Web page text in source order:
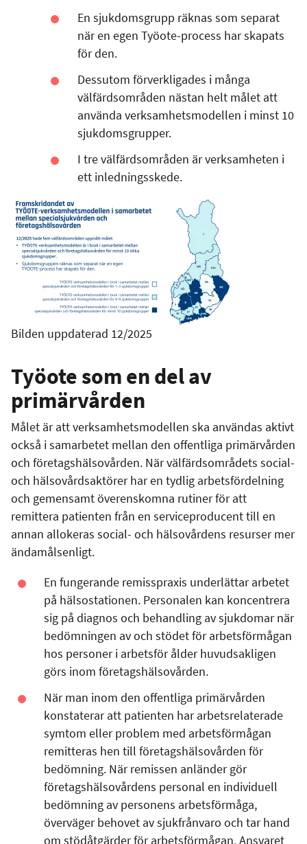
En sjukdomsgrupp räknas som separat
när en egen Työote-process har skapats
för den.
Dessutom förverkligades i många
välfärdsområden nästan helt målet att
använda verksamhetsmodellen i minst 10
sjukdomsgrupper.
I tre välfärdsområden är verksamheten i
ett inledningsskede.
Bilden uppdaterad 12/2025
Työote som en del av
primärvården
Målet är att verksamhetsmodellen ska användas aktivt
också i samarbetet mellan den offentliga primärvården
och företagshälsovården. När välfärdsområdets social-
och hälsovårdsaktörer har en tydlig arbetsfördelning
och gemensamt överenskomna rutiner för att
remittera patienten från en serviceproducent till en
annan allokeras social- och hälsovårdens resurser mer
ändamålsenligt.
En fungerande remisspraxis underlättar arbetet
på hälsostationen. Personalen kan koncentrera
sig på diagnos och behandling av sjukdomar när
bedömningen av och stödet för arbetsförmågan
hos personer i arbetsför ålder huvudsakligen
görs inom företagshälsovården.
När man inom den offentliga primärvården
konstaterar att patienten har arbetsrelaterade
symtom eller problem med arbetsförmågan
remitteras hen till företagshälsovården för
bedömning. När remissen anländer gör
företagshälsovårdens personal en individuell
bedömning av personens arbetsförmåga,
överväger behovet av sjukfrånvaro och tar hand
om stödåtgärder för arbetsförmågan. Ansvaret